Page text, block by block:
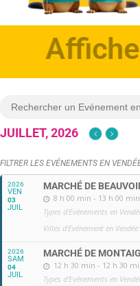
JUILLET, 2026
FILTRER LES EVÉNEMENTS EN
2026
VEN
03
JUIL
MARCHÉ DE
8 h 00 min - 13 h 00 min
Types d'Evénements en
Villes d'Evénement en Vendée:
2026
SAM
04
JUIL
MARCHÉ DE
12 h 30 min - 12 h 30
Types d'Evénements en